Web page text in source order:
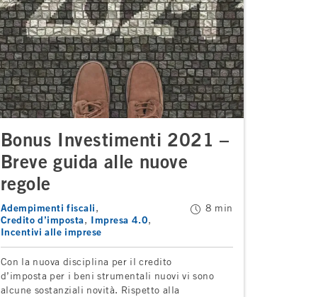
Bonus Investimenti 2021 –
Breve guida alle nuove
regole
Adempimenti fiscali
Credito d’imposta
Impresa 4.0
Incentivi alle imprese
8 min
Con la nuova disciplina per il credito
d’imposta per i beni strumentali nuovi vi sono
alcune sostanziali novità. Rispetto alla